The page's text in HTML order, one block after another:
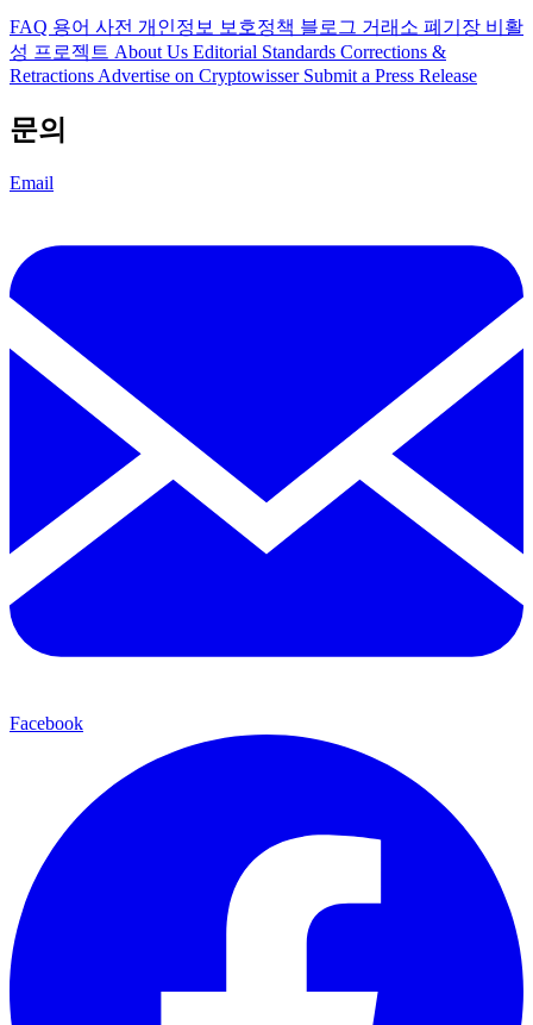
FAQ 용어 사전 개인정보 보호정책 블로그 거래소 폐기장 비활
성 프로젝트 About Us Editorial Standards Corrections &
Retractions Advertise on Cryptowisser Submit a Press Release
문의
Email
Facebook